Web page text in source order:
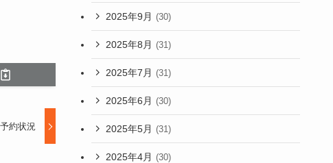
約状況
2025年9月 (30)
2025年8月 (31)
2025年7月 (31)
2025年6月 (30)
2025年5月 (31)
2025年4月 (30)